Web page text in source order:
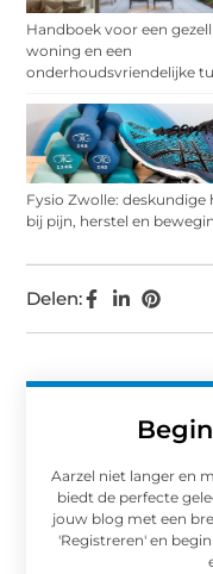
Handboek voor een
woning en een
onderhoudsvriendelijke
Fysio Zwolle: deskundige
bij pijn, herstel en
Aarzel niet langer en
biedt de perfecte
jouw blog met een
'Registreren' en
Delen: